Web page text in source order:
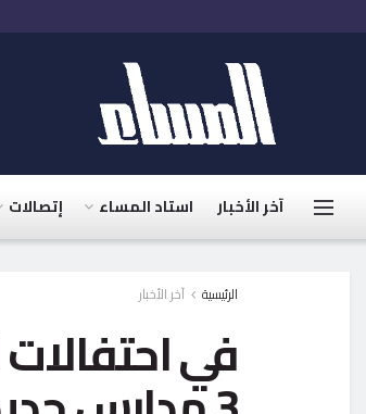
آخر الأخبار استاد المساء إتصالات
الرئيسية آخر الأخبار
في